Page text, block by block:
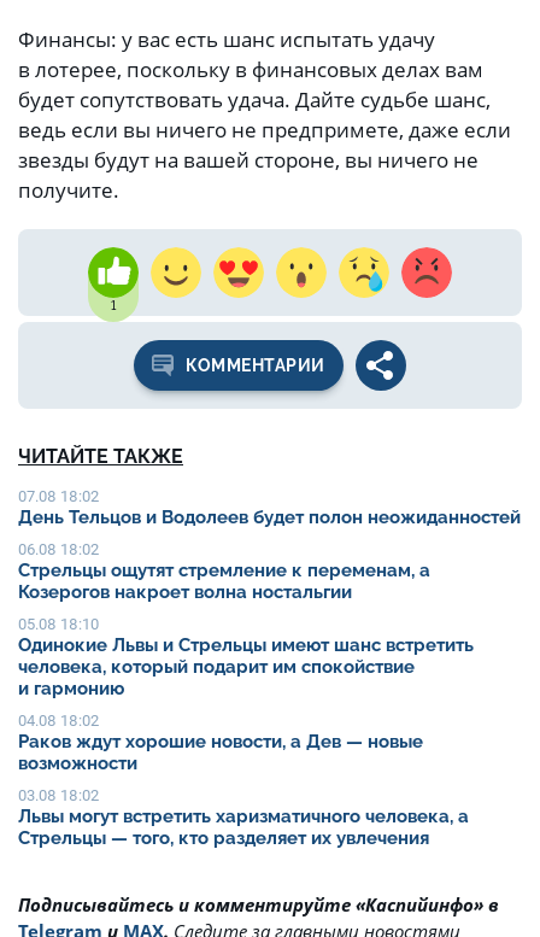
Финансы: у вас есть шанс испытать удачу
в лотерее, поскольку в финансовых делах вам
будет сопутствовать удача. Дайте судьбе шанс,
ведь если вы ничего не предпримете, даже если
звезды будут на вашей стороне, вы ничего не
получите.
1
КОММЕНТАРИИ
ЧИТАЙТЕ ТАКЖЕ
07.08 18:02
День Тельцов и Водолеев будет полон неожиданностей
06.08 18:02
Стрельцы ощутят стремление к переменам, а
Козерогов накроет волна ностальгии
05.08 18:10
Одинокие Львы и Стрельцы имеют шанс встретить
человека, который подарит им спокойствие
и гармонию
04.08 18:02
Раков ждут хорошие новости, а Дев — новые
возможности
03.08 18:02
Львы могут встретить харизматичного человека, а
Стрельцы — того, кто разделяет их увлечения
Подписывайтесь и комментируйте «Каспийинфо» в
Telegram и MAX. Cледите за главными новостями